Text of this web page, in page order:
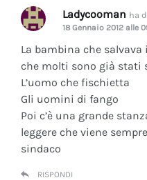
Ladycooman ha
18 Gennaio 2012 alle
La bambina che
che molti sono già stati
L’uomo che fischietta
Gli uomini di fango
Poi c’è una grande
leggere che viene
sindaco
RISPONDI